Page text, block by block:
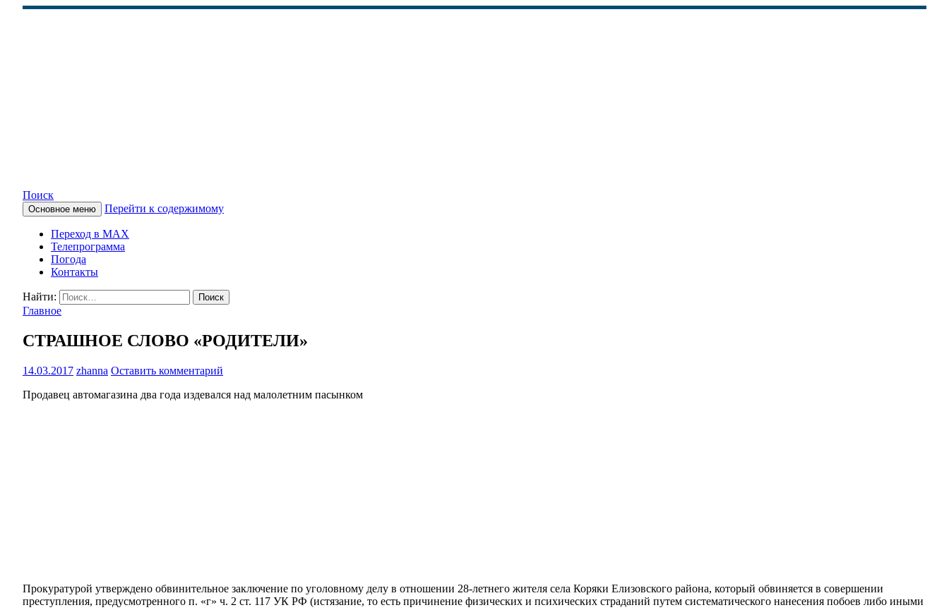
КАМЧАТСКОЕ ИНФОРМАЦИОННОЕ АГЕНТСТВО (КИА «ВЕСТИ»)
Поиск
Основное меню Перейти к содержимому
Переход в MAX
Телепрограмма
Погода
Контакты
Найти:
Главное
СТРАШНОЕ СЛОВО «РОДИТЕЛИ»
14.03.2017 zhanna Оставить комментарий
Продавец автомагазина два года издевался над малолетним пасынком
Прокуратурой утверждено обвинительное заключение по уголовному делу в отношении 28-летнего жителя села Коряки Елизовского района, который обвиняется в совершении
преступления, предусмотренного п. «г» ч. 2 ст. 117 УК РФ (истязание, то есть причинение физических и психических страданий путем систематического нанесения побоев либо иными